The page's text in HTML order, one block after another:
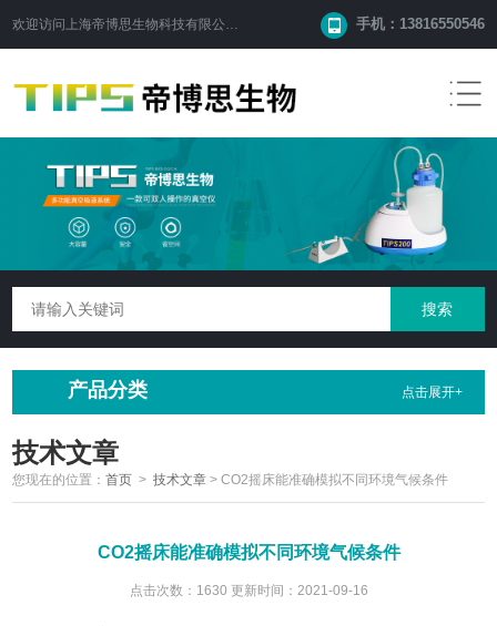
欢迎访问 上海帝博思生物科技有限公司 手机：13816550546
产品分类 点击展开+
技术文章
您现在的位置：首页 >技术文章 >CO2摇床能准确模拟不同环境气候条件
CO2摇床能准确模拟不同环境气候条件
点击次数：1630 更新时间：2021-09-16